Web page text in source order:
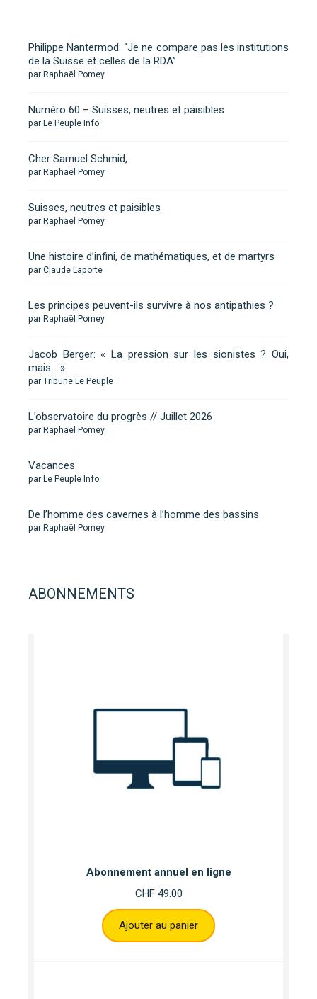
Philippe Nantermod: “Je ne compare pas les institutions
de la Suisse et celles de la RDA”
par Raphaël Pomey
Numéro 60 – Suisses, neutres et paisibles
par Le Peuple Info
Cher Samuel Schmid,
par Raphaël Pomey
Suisses, neutres et paisibles
par Raphaël Pomey
Une histoire d’infini, de mathématiques, et de martyrs
par Claude Laporte
Les principes peuvent-ils survivre à nos antipathies ?
par Raphaël Pomey
Jacob Berger: « La pression sur les sionistes ? Oui,
mais… »
par Tribune Le Peuple
L’observatoire du progrès // Juillet 2026
par Raphaël Pomey
Vacances
par Le Peuple Info
De l’homme des cavernes à l’homme des bassins
par Raphaël Pomey
ABONNEMENTS
Abonnement annuel en ligne
CHF49.00
Ajouter au panier